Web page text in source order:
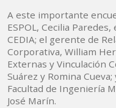
A este importante
ESPOL, Cecilia
CEDIA; el gerente de
Corporativa, William
Externas y Vinculación
Suárez y Romina
Facultad de Ingeniería
José Marín.